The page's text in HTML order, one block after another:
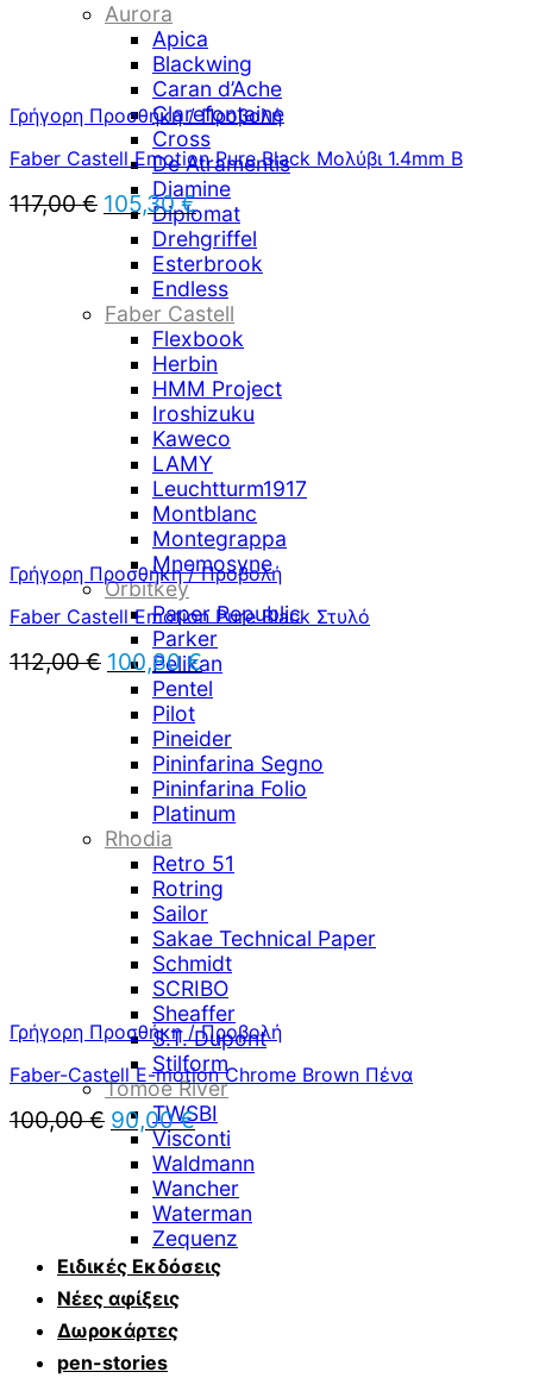
Aurora
Apica
Blackwing
Caran d’Ache
Clarefontaine
Cross
De Atramentis
Diamine
Diplomat
Drehgriffel
Esterbrook
Endless
Faber Castell
Flexbook
Herbin
HMM Project
Iroshizuku
Kaweco
LAMY
Leuchtturm1917
Montblanc
Montegrappa
Mnemosyne
Orbitkey
Paper Republic
Parker
Pelikan
Pentel
Pilot
Pineider
Pininfarina Segno
Pininfarina Folio
Platinum
Rhodia
Retro 51
Rotring
Sailor
Sakae Technical Paper
Schmidt
SCRIBO
Sheaffer
S.T. Dupont
Stilform
Tomoe River
TWSBI
Visconti
Waldmann
Wancher
Waterman
Zequenz
Ειδικές Εκδόσεις
Νέες αφίξεις
Δωροκάρτες
pen-stories
Γρήγορη Προσθήκη / Προβολή
Faber Castell Emotion Pure Black Μολύβι 1.4mm B
117,00€ Original
price
was:
117,00 €.
105,30€Η
τρέχουσα
τιμή
είναι:
105,30 €.
Γρήγορη Προσθήκη / Προβολή
Faber Castell Emotion Pure Black Στυλό
112,00€ Original
price
was:
112,00 €.
100,80€Η
τρέχουσα
τιμή
είναι:
100,80 €.
Γρήγορη Προσθήκη / Προβολή
Faber-Castell E-motion Chrome Brown Πένα
100,00€ Original
price
was:
100,00 €.
90,00€Η
τρέχουσα
τιμή
είναι:
90,00 €.